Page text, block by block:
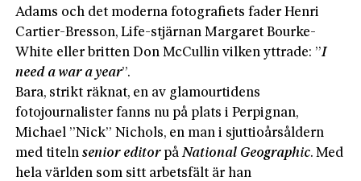
Adams och det moderna fotografiets fader Henri
Cartier-Bresson, Life-stjärnan Margaret Bourke-
White eller britten Don McCullin vilken yttrade: ”I
need a war a year”.
Bara, strikt räknat, en av glamourtidens
fotojournalister fanns nu på plats i Perpignan,
Michael ”Nick” Nichols, en man i sjuttioårsåldern
med titelnsenior editorpåNational Geographic. Med
hela världen som sitt arbetsfält är han